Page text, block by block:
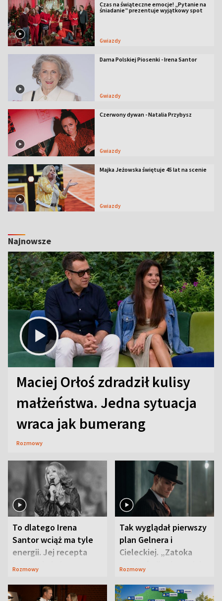
Czas na świąteczne emocje! „Pytanie na
śniadanie” prezentuje wyjątkowy spot
Gwiazdy
Dama Polskiej Piosenki - Irena Santor
Gwiazdy
Czerwony dywan - Natalia Przybysz
Gwiazdy
Majka Jeżowska świętuje 45 lat na scenie
Gwiazdy
Najnowsze
Maciej Orłoś zdradził kulisy
małżeństwa. Jedna sytuacja
wraca jak bumerang
Rozmowy
To dlatego Irena
Santor wciąż ma tyle
energii. Jej recepta
jest zaskakująco
Rozmowy
Tak wyglądał pierwszy
plan Gelnera i
Cieleckiej. „Zatoka
szpiegów” od razu ich
Rozmowy